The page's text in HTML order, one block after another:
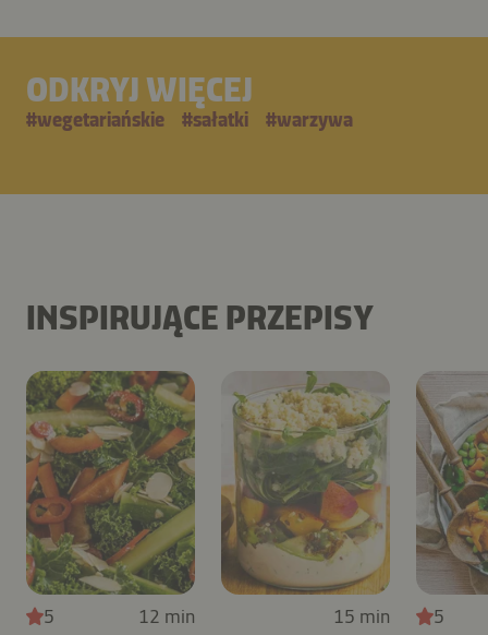
ODKRYJ WIĘCEJ
#wegetariańskie #sałatki #warzywa
INSPIRUJĄCE PRZEPISY
5 12 min 15 min 5